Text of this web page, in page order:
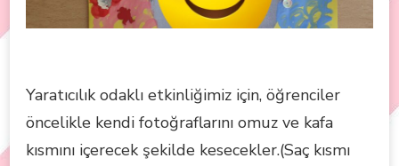
Yaratıcılık odaklı etkinliğimiz için, öğrenciler
öncelikle kendi fotoğraflarını omuz ve kafa
kısmını içerecek şekilde kesecekler.(Saç kısmı